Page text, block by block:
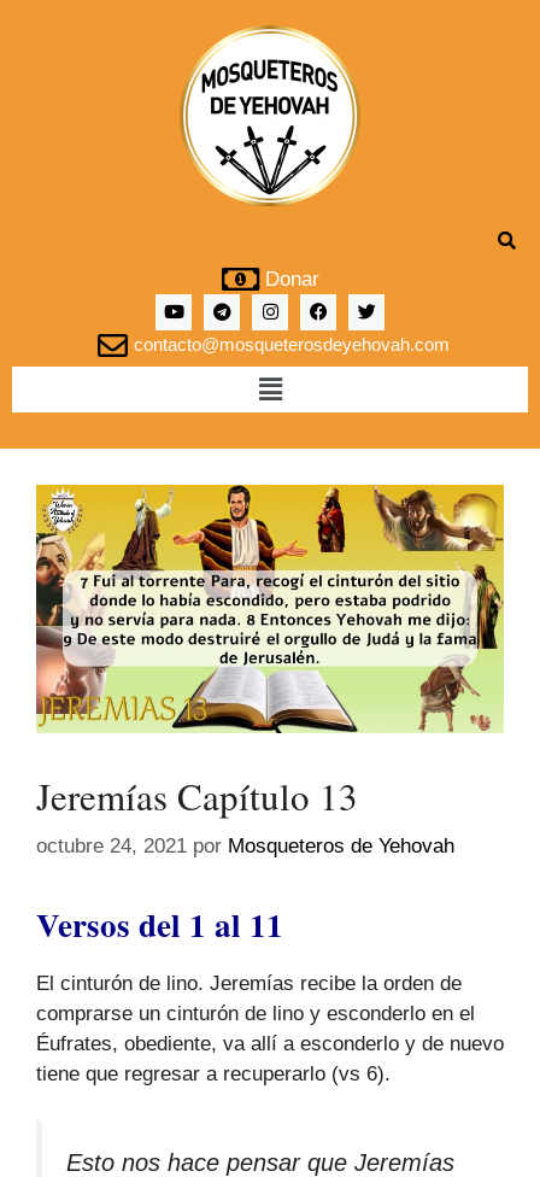
Donar
contacto@mosqueterosdeyehovah.com
Jeremías Capítulo 13
octubre 24, 2021 por Mosqueteros de Yehovah
Versos del 1 al 11
El cinturón de lino. Jeremías recibe la orden de
comprarse un cinturón de lino y esconderlo en el
Éufrates, obediente, va allí a esconderlo y de nuevo
tiene que regresar a recuperarlo (vs 6).
Esto nos hace pensar que Jeremías